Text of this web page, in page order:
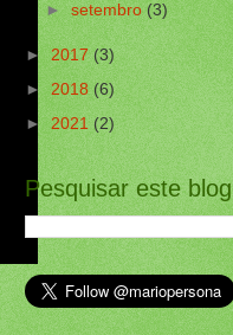
►setembro(3)
► 2017(3)
► 2018(6)
►2021(2)
Pesquisar este blog